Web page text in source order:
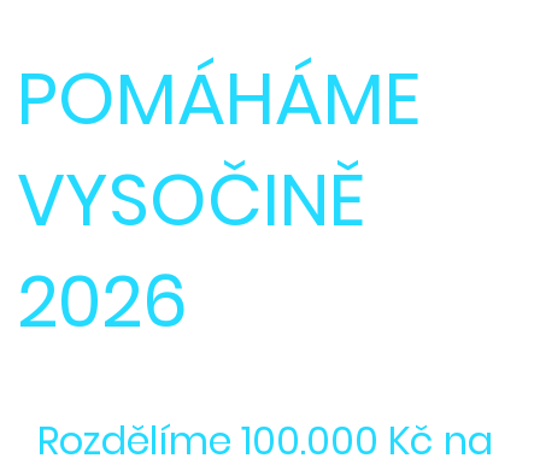
POMÁHÁME
VYSOČINĚ
2026
Rozdělíme 100.000 Kč na